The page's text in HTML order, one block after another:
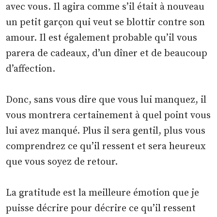
avec vous. Il agira comme s’il était à nouveau
un petit garçon qui veut se blottir contre son
amour. Il est également probable qu’il vous
parera de cadeaux, d’un dîner et de beaucoup
d’affection.
Donc, sans vous dire que vous lui manquez, il
vous montrera certainement à quel point vous
lui avez manqué. Plus il sera gentil, plus vous
comprendrez ce qu’il ressent et sera heureux
que vous soyez de retour.
La gratitude est la meilleure émotion que je
puisse décrire pour décrire ce qu’il ressent